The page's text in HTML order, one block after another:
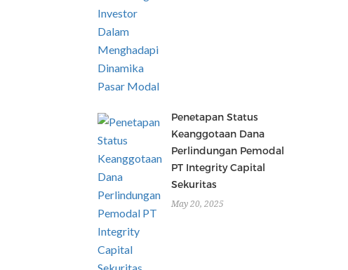
Penetapan Status
Keanggotaan Dana
Perlindungan Pemodal
PT Integrity Capital
Sekuritas
May 20, 2025